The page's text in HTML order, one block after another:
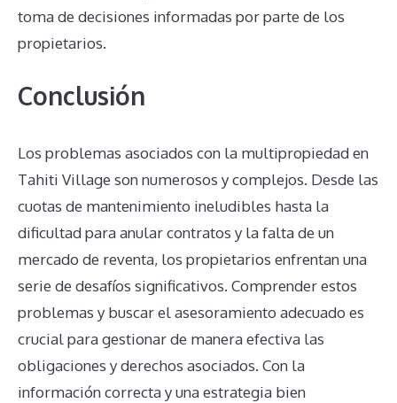
toma de decisiones informadas por parte de los
propietarios.
Conclusión
Los problemas asociados con la multipropiedad en
Tahiti Village son numerosos y complejos. Desde las
cuotas de mantenimiento ineludibles hasta la
dificultad para anular contratos y la falta de un
mercado de reventa, los propietarios enfrentan una
serie de desafíos significativos. Comprender estos
problemas y buscar el asesoramiento adecuado es
crucial para gestionar de manera efectiva las
obligaciones y derechos asociados. Con la
información correcta y una estrategia bien